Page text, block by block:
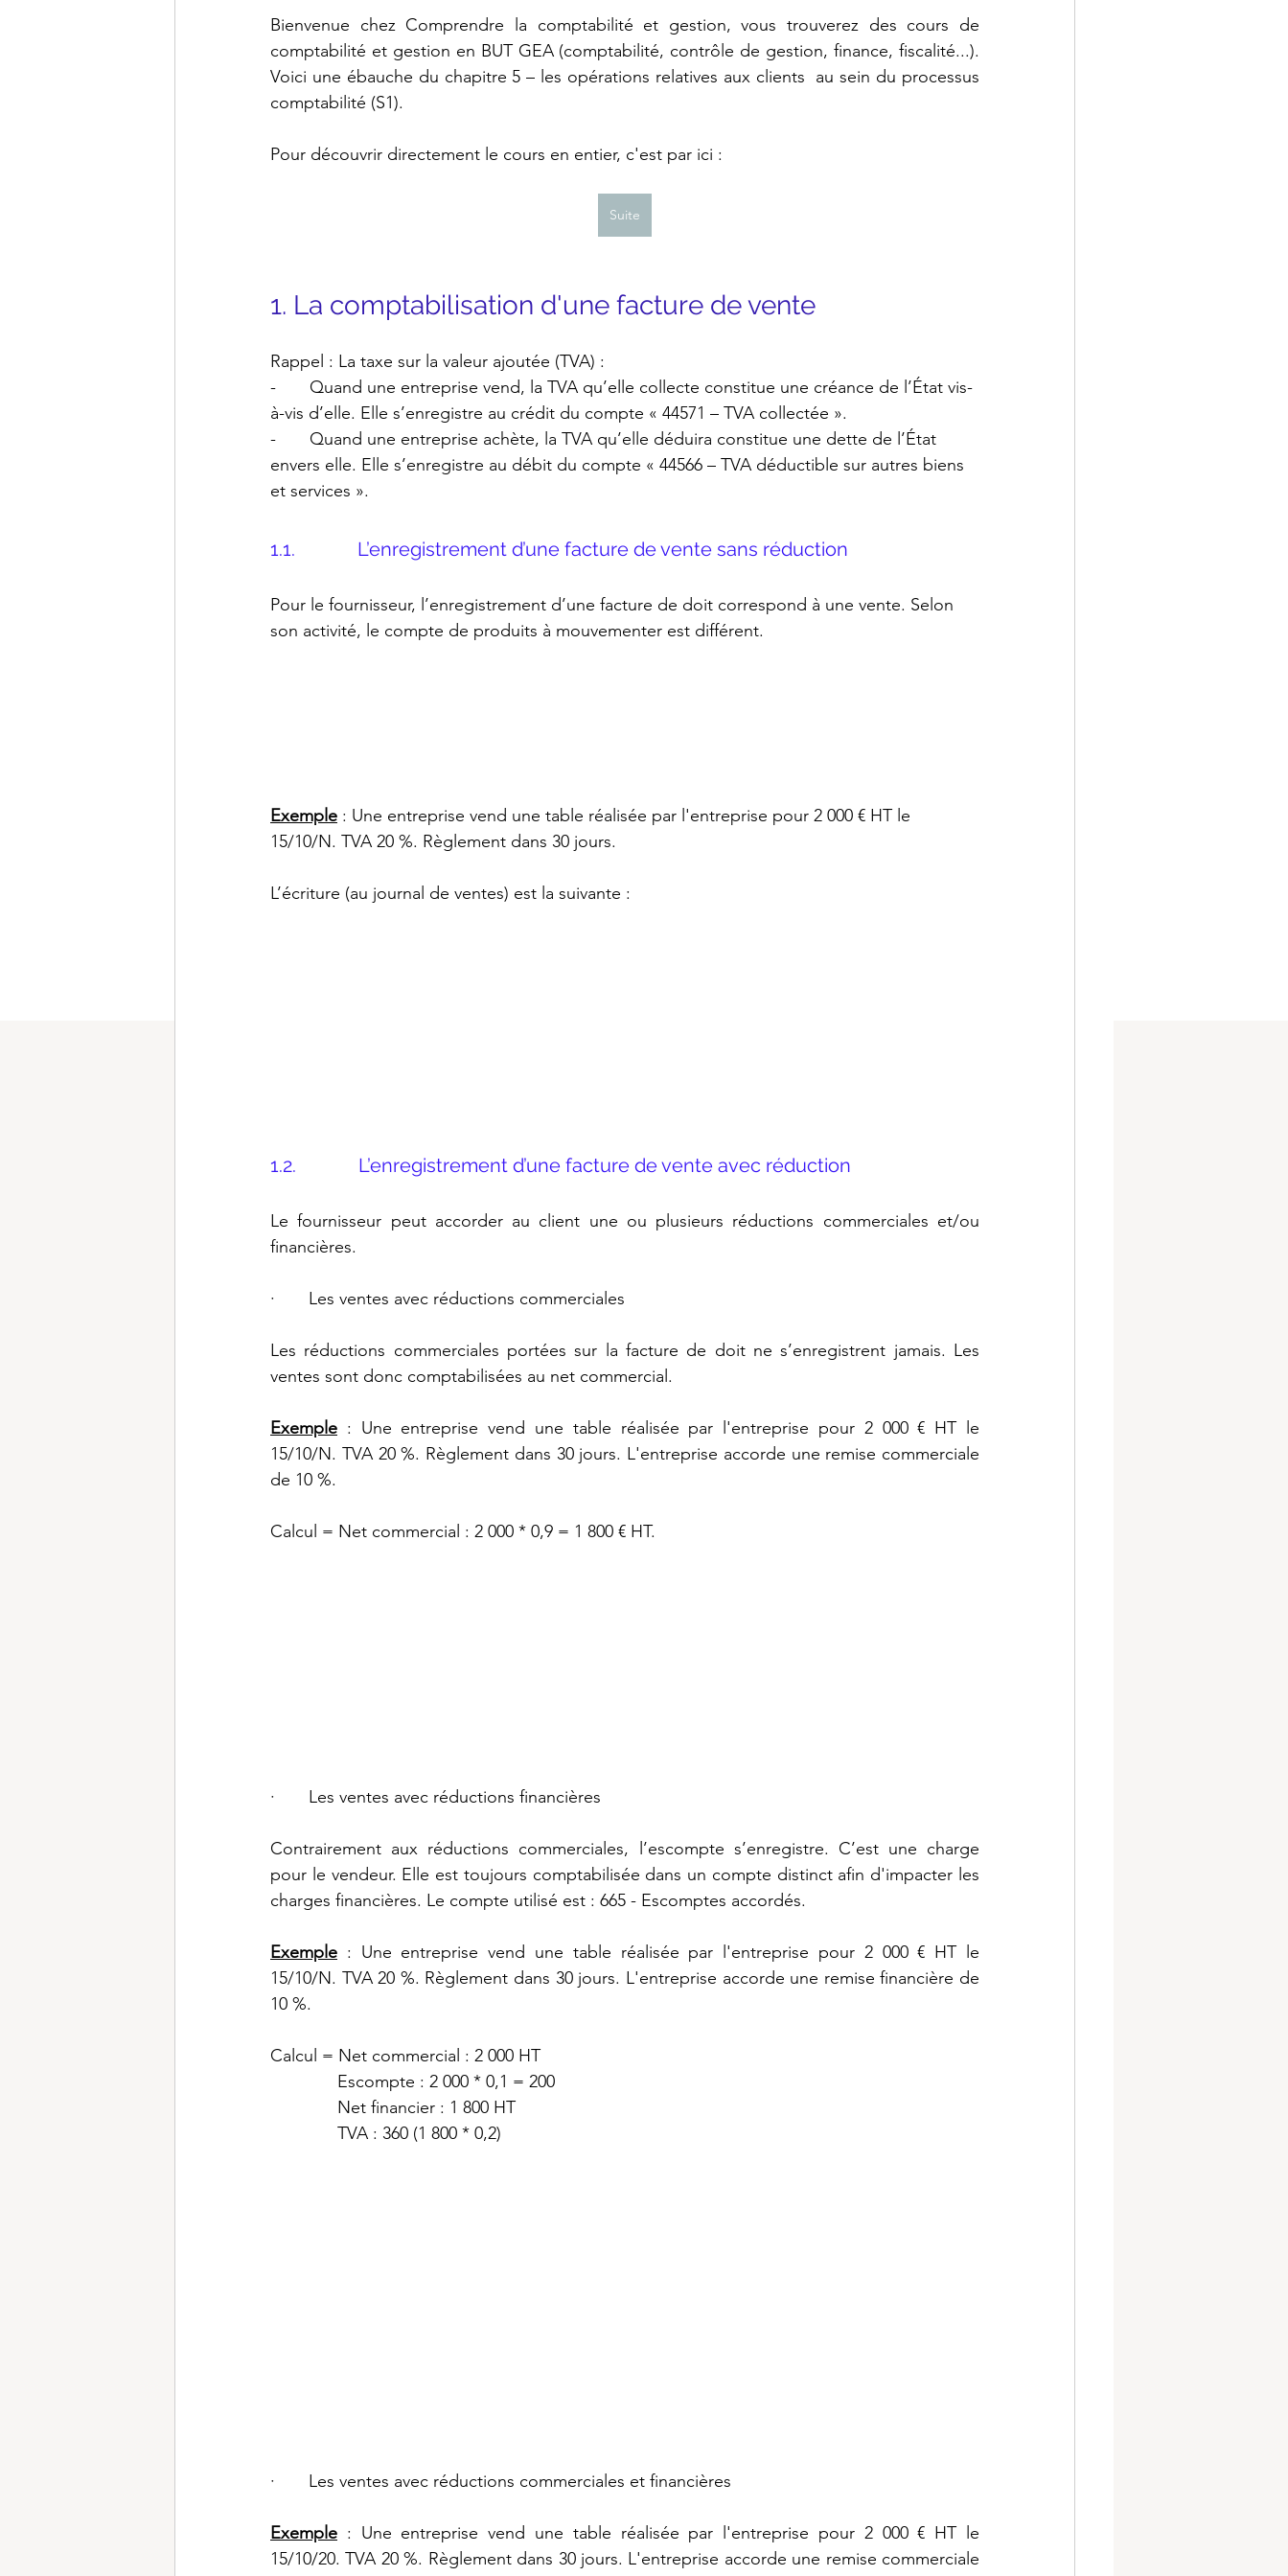
Bienvenue chez Comprendre la comptabilité et gestion, vous trouverez des cours de
comptabilité et gestion en BUT GEA (comptabilité, contrôle de gestion, finance, fiscalité...).
Voici une ébauche du chapitre 5 – les opérations relatives aux clients  au sein du processus
comptabilité (S1).
Pour découvrir directement le cours en entier, c'est par ici :
Suite
1. La comptabilisation d'une facture de vente
Rappel : La taxe sur la valeur ajoutée (TVA) :
-       Quand une entreprise vend, la TVA qu’elle collecte constitue une créance de l’État vis-
à-vis d’elle. Elle s’enregistre au crédit du compte « 44571 – TVA collectée ».
-       Quand une entreprise achète, la TVA qu’elle déduira constitue une dette de l’État
envers elle. Elle s’enregistre au débit du compte « 44566 – TVA déductible sur autres biens
et services ».
1.1.             L’enregistrement d’une facture de vente sans réduction
Pour le fournisseur, l’enregistrement d’une facture de doit correspond à une vente. Selon
son activité, le compte de produits à mouvementer est différent.
Exemple : Une entreprise vend une table réalisée par l'entreprise pour 2 000 € HT le
15/10/N. TVA 20 %. Règlement dans 30 jours.
L’écriture (au journal de ventes) est la suivante :
1.2.             L’enregistrement d’une facture de vente avec réduction
Le fournisseur peut accorder au client une ou plusieurs réductions commerciales et/ou
financières.
·       Les ventes avec réductions commerciales
Les réductions commerciales portées sur la facture de doit ne s’enregistrent jamais. Les
ventes sont donc comptabilisées au net commercial.
Exemple : Une entreprise vend une table réalisée par l'entreprise pour 2 000 € HT le
15/10/N. TVA 20 %. Règlement dans 30 jours. L'entreprise accorde une remise commerciale
de 10 %.
Calcul = Net commercial : 2 000 * 0,9 = 1 800 € HT.
·       Les ventes avec réductions financières
Contrairement aux réductions commerciales, l’escompte s’enregistre. C’est une charge
pour le vendeur. Elle est toujours comptabilisée dans un compte distinct afin d'impacter les
charges financières. Le compte utilisé est : 665 - Escomptes accordés.
Exemple : Une entreprise vend une table réalisée par l'entreprise pour 2 000 € HT le
15/10/N. TVA 20 %. Règlement dans 30 jours. L'entreprise accorde une remise financière de
10 %.
Calcul = Net commercial : 2 000 HT
Escompte : 2 000 * 0,1 = 200
Net financier : 1 800 HT
TVA : 360 (1 800 * 0,2)
·       Les ventes avec réductions commerciales et financières
Exemple : Une entreprise vend une table réalisée par l'entreprise pour 2 000 € HT le
15/10/20. TVA 20 %. Règlement dans 30 jours. L'entreprise accorde une remise commerciale